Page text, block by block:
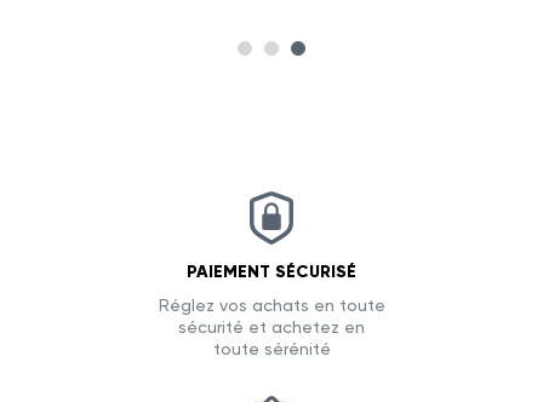
PAIEMENT SÉCURISÉ
Réglez vos achats en toute
sécurité et achetez en
toute sérénité